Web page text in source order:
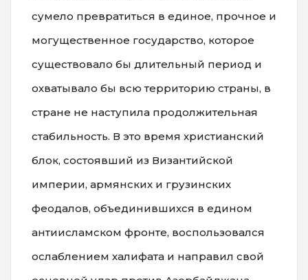
сумело превратиться в единое, прочное и
могущественное государство, которое
существовало бы длительный период и
охватывало бы всю территорию страны, в
стране не наступила продолжительная
стабильность. В это время христианский
блок, состоявший из Византийской
империи, армянских и грузинских
феодалов, объединившихся в едином
антиисламском фронте, воспользовался
ослаблением халифата и направил свой